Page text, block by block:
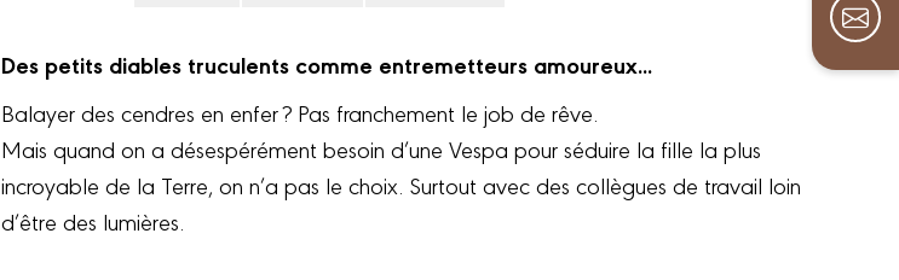
Des petits diables truculents comme entremetteurs amoureux...
Balayer des cendres en enfer ? Pas franchement le job de rêve.
Mais quand on a désespérément besoin d’une Vespa pour séduire la fille la plus
incroyable de la Terre, on n’a pas le choix. Surtout avec des collègues de travail loin
d’être des lumières.